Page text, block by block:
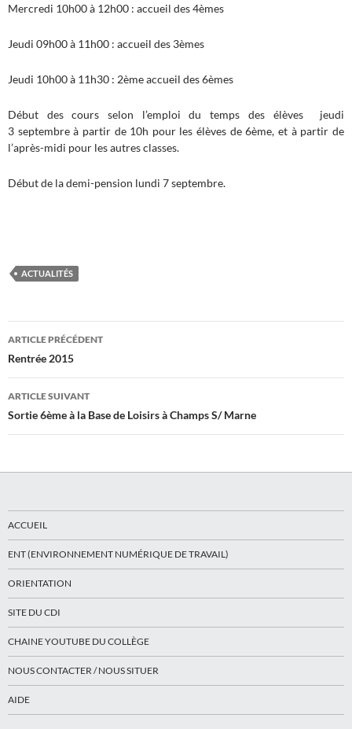
Mercredi 10h00 à 12h00 : accueil des 4èmes
Jeudi 09h00 à 11h00 : accueil des 3èmes
Jeudi 10h00 à 11h30 : 2ème accueil des 6èmes
Début des cours selon l’emploi du temps des élèves jeudi
3 septembre à partir de 10h pour les élèves de 6ème, et à partir de
l’après-midi pour les autres classes.
Début de la demi-pension lundi 7 septembre.
ACTUALITÉS
Navigation
des
articles
ARTICLE PRÉCÉDENT
Rentrée 2015
ARTICLE SUIVANT
Sortie 6ème à la Base de Loisirs à Champs S/ Marne
ACCUEIL
ENT (ENVIRONNEMENT NUMÉRIQUE DE TRAVAIL)
ORIENTATION
SITE DU CDI
CHAINE YOUTUBE DU COLLÈGE
NOUS CONTACTER / NOUS SITUER
AIDE